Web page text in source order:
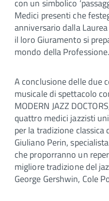
con un simbolico
Medici presenti che
anniversario dalla
il loro Giuramento si
mondo della Professione.
A conclusione delle due
musicale di spettacolo
MODERN JAZZ
quattro medici jazzisti
per la tradizione classica
Giuliano Perin,
che proporranno un
migliore tradizione del
George Gershwin, Cole